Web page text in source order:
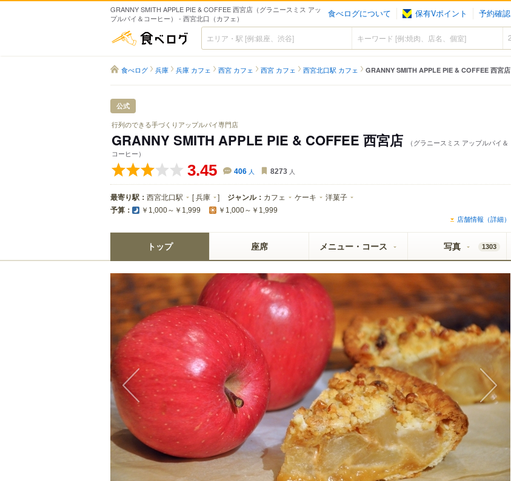
GRANNY SMITH APPLE PIE & COFFEE 西宮店（グラニースミス アッ
プルパイ＆コーヒー） - 西宮北口（カフェ）
食べログについて 保有Vポイント 予約確認
食べログ
食べログ 兵庫 兵庫 カフェ 西宮 カフェ 西宮 カフェ 西宮北口駅 カフェ GRANNY SMITH APPLE PIE & COFFEE 西宮店
公式
行列のできる手づくりアップルパイ専門店
GRANNY SMITH APPLE PIE & COFFEE 西宮店
（グラニースミス アップルパイ＆
コーヒー）
3.45 406 人 8273 人
最寄り駅： 西宮北口駅 [兵庫 ] ジャンル： カフェ ケーキ 洋菓子
予算： ￥1,000～￥1,999 ￥1,000～￥1,999
店舗情報（詳細）
トップ 座席 メニュー・コース 写真 1303